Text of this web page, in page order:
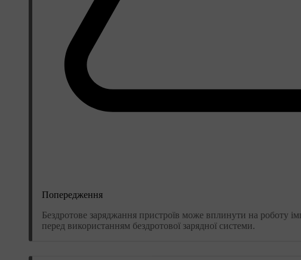
Попередження
Бездротове заряджання пристроїв може вплинути на роботу
перед використанням бездротової зарядної системи.